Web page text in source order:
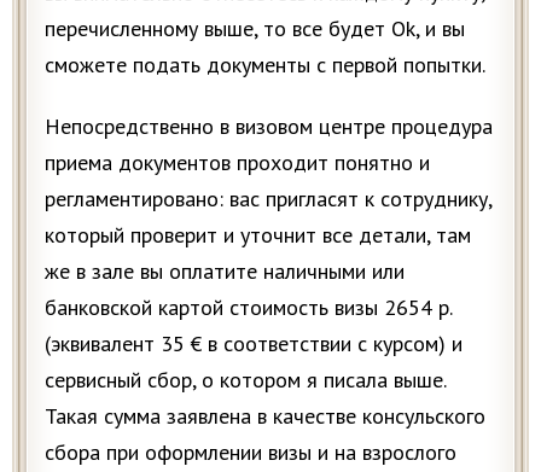
перечисленному выше, то все будет Ok, и вы
сможете подать документы с первой попытки.
Непосредственно в визовом центре процедура
приема документов проходит понятно и
регламентировано: вас пригласят к сотруднику,
который проверит и уточнит все детали, там
же в зале вы оплатите наличными или
банковской картой стоимость визы 2654 р.
(эквивалент 35 € в соответствии с курсом) и
сервисный сбор, о котором я писала выше.
Такая сумма заявлена в качестве консульского
сбора при оформлении визы и на взрослого